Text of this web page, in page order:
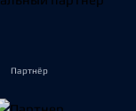
Партнёр